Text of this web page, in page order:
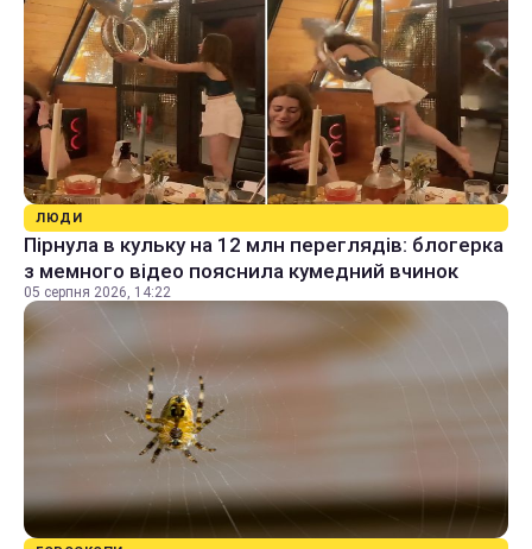
ЛЮДИ
Пірнула в кульку на 12 млн переглядів: блогерка
з мемного відео пояснила кумедний вчинок
05 серпня 2026, 14:22